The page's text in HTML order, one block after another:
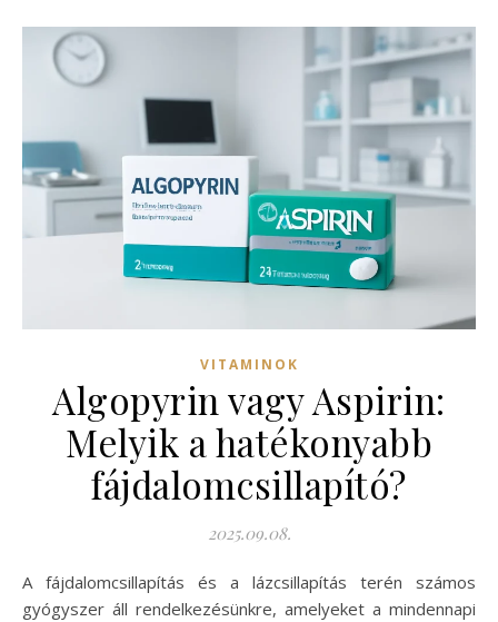
VITAMINOK
Algopyrin vagy Aspirin:
Melyik a hatékonyabb
fájdalomcsillapító?
2025.09.08.
A fájdalomcsillapítás és a lázcsillapítás terén számos
gyógyszer áll rendelkezésünkre, amelyeket a mindennapi